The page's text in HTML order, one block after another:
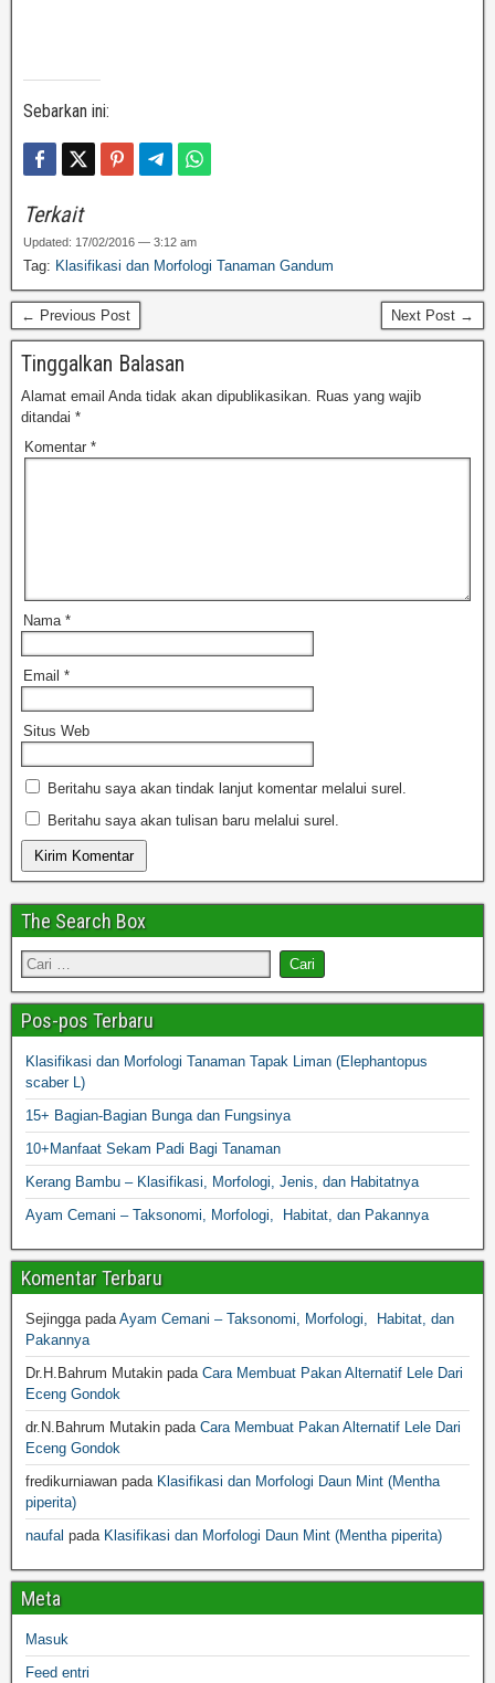
Sebarkan ini:
Terkait
Updated: 17/02/2016 — 3:12 am
Tag: Klasifikasi dan Morfologi Tanaman Gandum
← Previous Post Next Post →
Tinggalkan Balasan
Alamat email Anda tidak akan dipublikasikan. Ruas yang wajib
ditandai *
Komentar *
Nama *
Email *
Situs Web
Beritahu saya akan tindak lanjut komentar melalui surel.
Beritahu saya akan tulisan baru melalui surel.
The Search Box
Pos-pos Terbaru
Klasifikasi dan Morfologi Tanaman Tapak Liman (Elephantopus
scaber L)
15+ Bagian-Bagian Bunga dan Fungsinya
10+Manfaat Sekam Padi Bagi Tanaman
Kerang Bambu – Klasifikasi, Morfologi, Jenis, dan Habitatnya
Ayam Cemani – Taksonomi, Morfologi, Habitat, dan Pakannya
Komentar Terbaru
SejinggapadaAyam Cemani – Taksonomi, Morfologi, Habitat, dan
Pakannya
Dr.H.Bahrum Mutakin pada Cara Membuat Pakan Alternatif Lele Dari
Eceng Gondok
dr.N.Bahrum Mutakin pada Cara Membuat Pakan Alternatif Lele Dari
Eceng Gondok
fredikurniawan pada Klasifikasi dan Morfologi Daun Mint (Mentha
piperita)
naufal pada Klasifikasi dan Morfologi Daun Mint (Mentha piperita)
Meta
Masuk
Feed entri